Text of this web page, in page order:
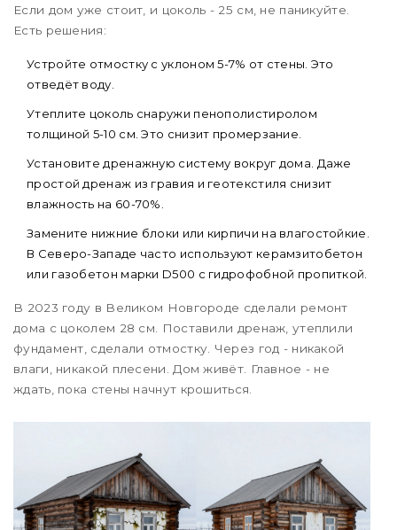
Если дом уже стоит, и цоколь - 25 см, не паникуйте.
Есть решения:
Устройте отмостку с уклоном 5-7% от стены. Это
отведёт воду.
Утеплите цоколь снаружи пенополистиролом
толщиной 5-10 см. Это снизит промерзание.
Установите дренажную систему вокруг дома. Даже
простой дренаж из гравия и геотекстиля снизит
влажность на 60-70%.
Замените нижние блоки или кирпичи на влагостойкие.
В Северо-Западе часто используют керамзитобетон
или газобетон марки D500 с гидрофобной пропиткой.
В 2023 году в Великом Новгороде сделали ремонт
дома с цоколем 28 см. Поставили дренаж, утеплили
фундамент, сделали отмостку. Через год - никакой
влаги, никакой плесени. Дом живёт. Главное - не
ждать, пока стены начнут крошиться.